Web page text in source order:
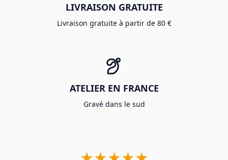
LIVRAISON GRATUITE
Livraison gratuite à partir de 80 €
ATELIER EN FRANCE
Gravé dans le sud